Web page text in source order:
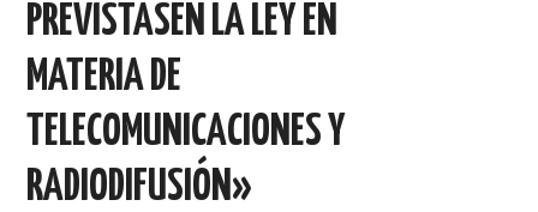
PREVISTASEN LA LEY EN
MATERIA DE
TELECOMUNICACIONES Y
RADIODIFUSIÓN»